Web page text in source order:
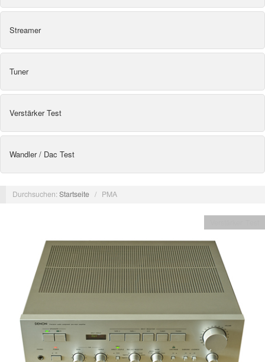
Streamer
Tuner
Verstärker Test
Wandler / Dac Test
Durchsuchen:Startseite / PMA